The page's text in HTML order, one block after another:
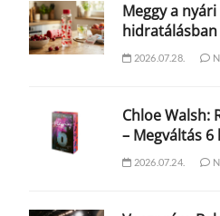
Meggy a nyári
hidratálásban
2026.07.28.
Chloe Walsh:
– Megváltás
2026.07.24.